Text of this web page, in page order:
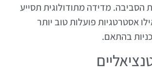
הסביבה. מדידה מתודולוגית תסייע
אסטרטגיות פועלות טוב יותר
בהתאם.